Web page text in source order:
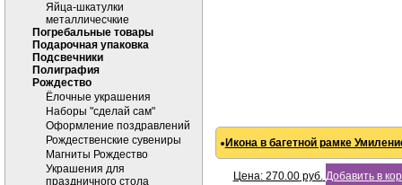
Яйца-шкатулки
металличесчкие
Погребальные товары
Подарочная упаковка
Подсвечники
Полиграфия
Рождество
Ёлочные украшения
Наборы "сделай сам"
Оформление поздравлений
Рождественские сувениры
Магниты Рождество
Украшения для
праздничного стола
Икона в багетной рамке
Цена: 270.00руб. Добавить в